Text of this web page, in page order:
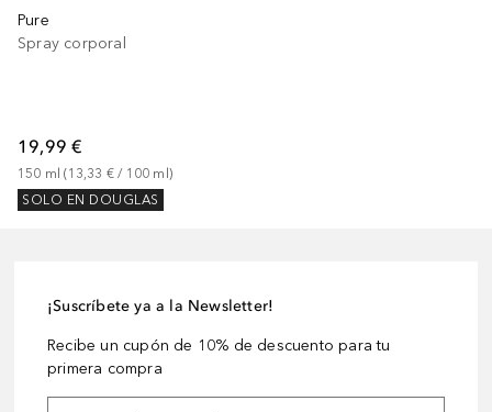
Pure
Spray corporal
19,99 €
150 ml (13,33 € / 100 ml )
SOLO EN DOUGLAS
¡Suscríbete ya a la Newsletter!
Recibe un cupón de 10% de descuento para tu
primera compra